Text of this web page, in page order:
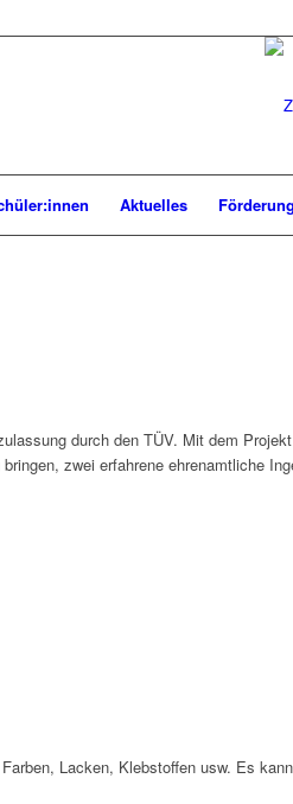
Aktuelles
durch den TÜV. Mit dem
zwei erfahrene ehrenamtliche
Lacken, Klebstoffen usw. Es